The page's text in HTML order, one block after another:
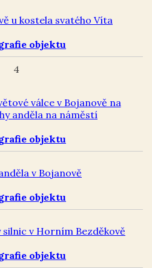
u kostela svatého Víta
4
válce v Bojanově na
anděla na náměstí
v Bojanově
v Horním Bezděkově